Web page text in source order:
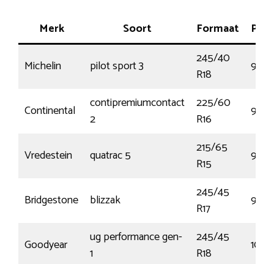
Merk Soort Formaat
Michelin pilot sport 3
245/40
R18
97Y
Continental
contipremiumcontact
2
225/60
R16
98W
Vredestein quatrac 5
215/65
R15
96H
Bridgestone blizzak
245/45
R17
99V
Goodyear
ug performance gen-
1
245/45
R18
100V